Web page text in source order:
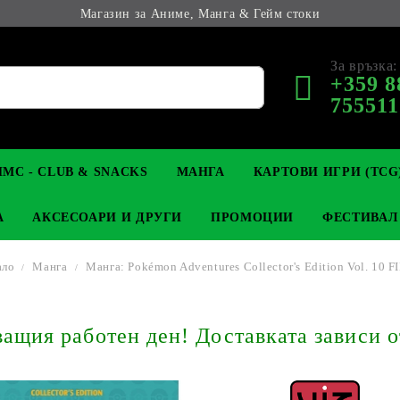
Магазин за Аниме, Манга & Гейм стоки
За връзка:
+359
КОЛЕКЦИОНЕРСКИ
YU-GI-OH! TCG
- CLUB & SNACKS МАНГА
LIGHT NOVEL
КАРТОВИ ИГРИ
MAGIC: THE GATHERING
АНИМЕ ФИГУРКИ
АКСЕСОАРИ И ДРУГИ
КЛЮЧОДЪРЖАТЕЛИ
ПРОМОЦИИ
Манга Манга: Pokémon Adventures Collector's Edition Vol. 10
работен ден! Доставката зависи